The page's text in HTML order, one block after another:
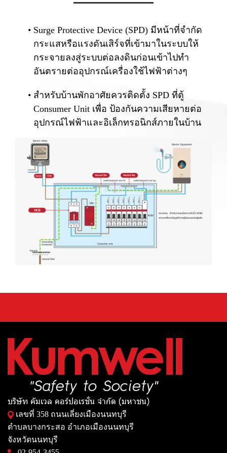
Surge Protective Device (SPD) มีหน้าที่จำกัด
กระแสหรือแรงดันเสิร์จที่เข้ามาในระบบให้
กระจายลงสู่ระบบต่อลงดินก่อนเข้าไปทำ
อันตรายต่ออุปกรณ์เครื่องใช้ไฟฟ้าต่างๆ
สำหรับบ้านพักอาศัยควรติดตั้ง SPD ที่ตู้
Consumer Unit เพื่อ ป้องกันความเสียหายต่อ
อุปกรณ์ไฟฟ้าและอิเล็กทรอนิกส์ภายในบ้าน
บริษัท คัมเวล คอร์ปอเรชั่น จำกัด (มหาชน)
เลขที่ 358 ถนนเลี่ยงเมืองนนทบุรี
ตำบลบางกระสอ อำเภอเมืองนนทบุรี
จังหวัดนนทบุรี